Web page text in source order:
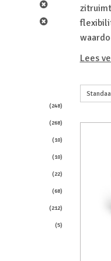
(248)
(268)
(10)
(10)
(22)
(68)
(212)
(5)
Lees